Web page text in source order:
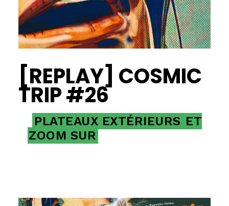
[REPLAY] COSMIC
TRIP #26
PLATEAUX EXTÉRIEURS ET
ZOOM SUR